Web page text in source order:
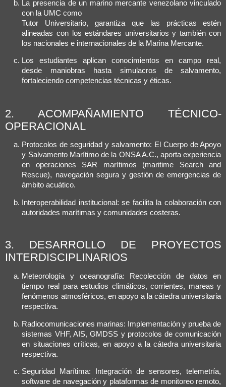
La presencia de un marino mercante venezolano vinculado
con la UMC como
Tutor Universitario, garantiza que las prácticas estén
alineadas con los estándares universitarios y también con
los nacionales e internacionales de la Marina Mercante.
Los estudiantes aplican conocimientos en campo real,
desde maniobras hasta simulacros de salvamento,
fortaleciendo competencias técnicas y éticas.
2. ACOMPAÑAMIENTO TÉCNICO-
OPERACIONAL
Protocolos de seguridad y salvamento: El Cuerpo de Apoyo
y Salvamento Marítimo de la ONSA A.C., aporta experiencia
en operaciones SAR marítimos (maritime Search and
Rescue), navegación segura y gestión de emergencias de
ámbito acuático.
Interoperabilidad institucional: se facilita la colaboración con
autoridades marítimas y comunidades costeras.
3. DESARROLLO DE PROYECTOS
INTERDISCIPLINARIOS
Meteorología y oceanografía: Recolección de datos en
tiempo real para estudios climáticos, corrientes, mareas y
fenómenos atmosféricos, en apoyo a la cátedra universitaria
respectiva.
Radiocomunicaciones marinas: Implementación y prueba de
sistemas VHF, AIS, GMDSS y protocolos de comunicación
en situaciones críticas, en apoyo a la cátedra universitaria
respectiva.
Seguridad Marítima: Integración de sensores, telemetría,
software de navegación y plataformas de monitoreo remoto,